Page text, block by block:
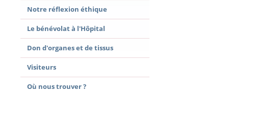
Notre réflexion éthique
Le bénévolat à l'Hôpital
Don d'organes et de tissus
Visiteurs
Où nous trouver ?